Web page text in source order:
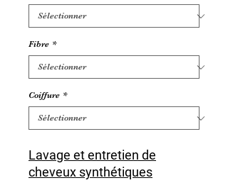
Fibre *
Coiffure *
Lavage et entretien de
cheveux synthétiques